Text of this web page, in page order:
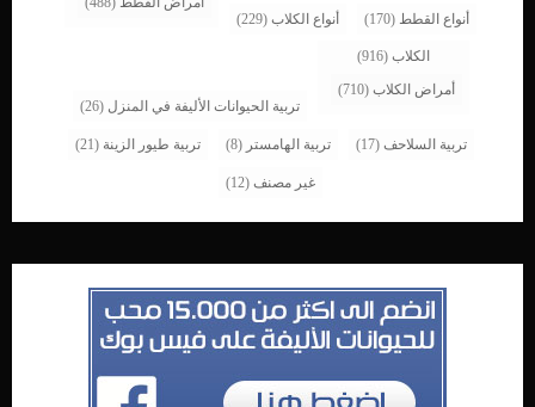
أنواع القطط (170) أنواع الكلاب (229)
الكلاب (916)
أمراض الكلاب (710)
تربية الحيوانات الأليفة في المنزل (26)
تربية السلاحف (17) تربية الهامستر (8) تربية طيور الزينة (21)
غير مصنف (12)